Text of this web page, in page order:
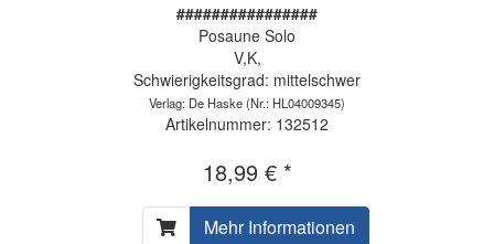
################
Posaune Solo
V,K,
Schwierigkeitsgrad: mittelschwer
Verlag: De Haske(Nr.: HL04009345)
Artikelnummer: 132512
18,99 € *
Mehr Informationen